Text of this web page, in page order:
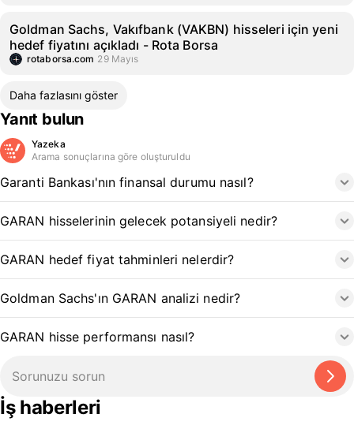
Goldman Sachs, Vakıfbank (VAKBN) hisseleri için yeni
hedef fiyatını açıkladı - Rota Borsa
rotaborsa.com 29 Mayıs
Daha fazlasını göster
Yanıt bulun
Yazeka
Arama sonuçlarına göre oluşturuldu
Garanti Bankası'nın finansal durumu nasıl?
GARAN hisselerinin gelecek potansiyeli nedir?
GARAN hedef fiyat tahminleri nelerdir?
Goldman Sachs'ın GARAN analizi nedir?
GARAN hisse performansı nasıl?
İş haberleri